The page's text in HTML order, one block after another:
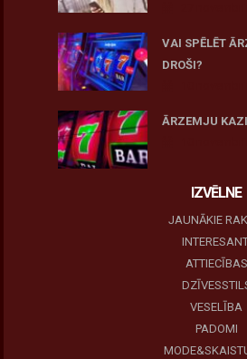
VAI SPĒLĒT
DROŠI?
ĀRZEMJU
IZVĒLNE
JAUNĀKIE
ATTIECĪBAS
VESELĪBA
PADOMI